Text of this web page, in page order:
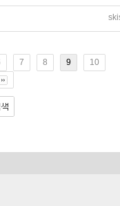
페인 벌인 싱가포르 한인
7 8 9 10